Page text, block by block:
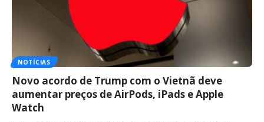
NOTÍCIAS
Novo acordo de Trump com o Vietnã deve
aumentar preços de AirPods, iPads e Apple
Watch